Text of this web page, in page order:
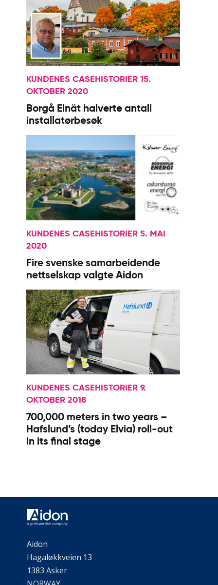
KUNDENES CASEHISTORIER 15.
OKTOBER 2020
Borgå Elnät halverte antall
installatørbesøk
KUNDENES CASEHISTORIER 5. MAI
2020
Fire svenske samarbeidende
nettselskap valgte Aidon
KUNDENES CASEHISTORIER 9.
OKTOBER 2018
700,000 meters in two years –
Hafslund’s (today Elvia) roll-out
in its final stage
Aidon
Hagaløkkveien 13
1383 Asker